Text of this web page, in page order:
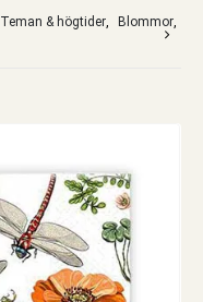
Teman & högtider, Blommor,